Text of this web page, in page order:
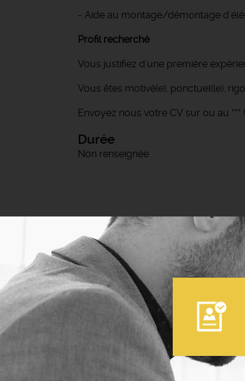
- Aide au montage/démontage
Profil recherché
Vous justifiez d'une première
Vous êtes motivé(e), ponctuel(le),
Envoyez nous votre CV sur ou au *** !
Durée
Non renseignée